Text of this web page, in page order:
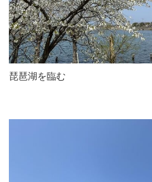
琵琶湖を臨む